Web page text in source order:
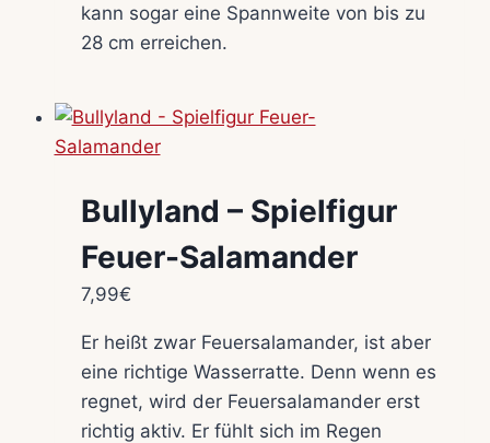
kann sogar eine Spannweite von bis zu
28 cm erreichen.
Bullyland – Spielfigur
Feuer-Salamander
7,99€
Er heißt zwar Feuersalamander, ist aber
eine richtige Wasserratte. Denn wenn es
regnet, wird der Feuersalamander erst
richtig aktiv. Er fühlt sich im Regen